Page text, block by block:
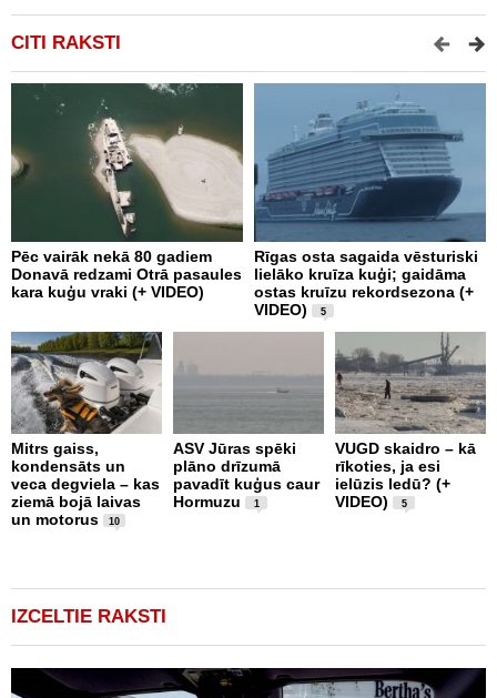
CITI RAKSTI
Pēc vairāk nekā 80 gadiem
Donavā redzami Otrā pasaules
kara kuģu vraki (+ VIDEO)
Rīgas osta sagaida vēsturiski
lielāko kruīza kuģi; gaidāma
ostas kruīzu rekordsezona (+
VIDEO)
5
Mitrs gaiss,
kondensāts un
veca degviela – kas
ziemā bojā laivas
un motorus
10
ASV Jūras spēki
plāno drīzumā
pavadīt kuģus caur
Hormuzu
1
VUGD skaidro – kā
rīkoties, ja esi
ielūzis ledū? (+
VIDEO)
5
IZCELTIE RAKSTI